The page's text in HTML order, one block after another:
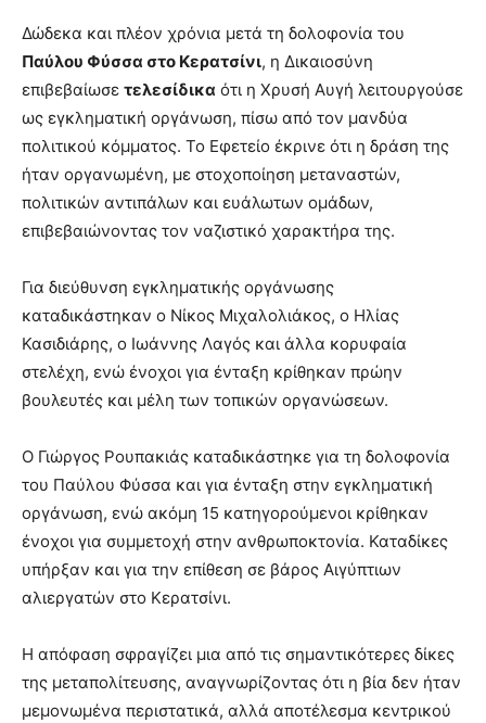
Δώδεκα και πλέον χρόνια μετά τη δολοφονία του
Παύλου Φύσσα στο Κερατσίνι, η Δικαιοσύνη
επιβεβαίωσε τελεσίδικα ότι η Χρυσή Αυγή λειτουργούσε
ως εγκληματική οργάνωση, πίσω από τον μανδύα
πολιτικού κόμματος. Το Εφετείο έκρινε ότι η δράση της
ήταν οργανωμένη, με στοχοποίηση μεταναστών,
πολιτικών αντιπάλων και ευάλωτων ομάδων,
επιβεβαιώνοντας τον ναζιστικό χαρακτήρα της.
Για διεύθυνση εγκληματικής οργάνωσης
καταδικάστηκαν ο Νίκος Μιχαλολιάκος, ο Ηλίας
Κασιδιάρης, ο Ιωάννης Λαγός και άλλα κορυφαία
στελέχη, ενώ ένοχοι για ένταξη κρίθηκαν πρώην
βουλευτές και μέλη των τοπικών οργανώσεων.
Ο Γιώργος Ρουπακιάς καταδικάστηκε για τη δολοφονία
του Παύλου Φύσσα και για ένταξη στην εγκληματική
οργάνωση, ενώ ακόμη 15 κατηγορούμενοι κρίθηκαν
ένοχοι για συμμετοχή στην ανθρωποκτονία. Καταδίκες
υπήρξαν και για την επίθεση σε βάρος Αιγύπτιων
αλιεργατών στο Κερατσίνι.
Η απόφαση σφραγίζει μια από τις σημαντικότερες δίκες
της μεταπολίτευσης, αναγνωρίζοντας ότι η βία δεν ήταν
μεμονωμένα περιστατικά, αλλά αποτέλεσμα κεντρικού